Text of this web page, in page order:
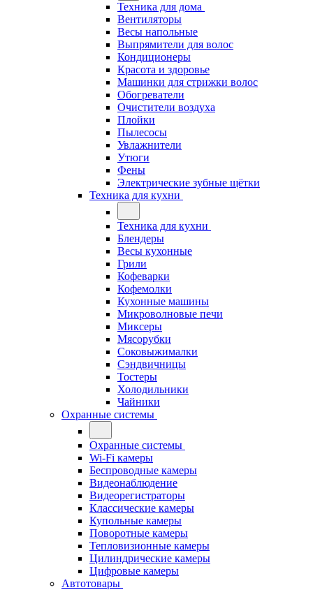
Техника для дома
Вентиляторы
Весы напольные
Выпрямители для волос
Кондиционеры
Красота и здоровье
Машинки для стрижки волос
Обогреватели
Очистители воздуха
Плойки
Пылесосы
Увлажнители
Утюги
Фены
Электрические зубные щётки
Техника для кухни
Техника для кухни
Блендеры
Весы кухонные
Грили
Кофеварки
Кофемолки
Кухонные машины
Микроволновые печи
Миксеры
Мясорубки
Соковыжималки
Сэндвичницы
Тостеры
Холодильники
Чайники
Охранные системы
Охранные системы
Wi-Fi камеры
Беспроводные камеры
Видеонаблюдение
Видеорегистраторы
Классические камеры
Купольные камеры
Поворотные камеры
Тепловизионные камеры
Цилиндрические камеры
Цифровые камеры
Автотовары